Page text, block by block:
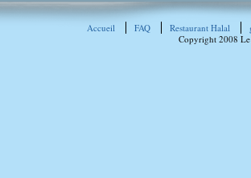
Accueil FAQ Restaurant Halal
Copyright 2008